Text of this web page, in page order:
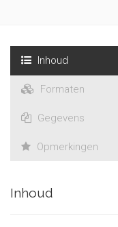
Inhoud
Formaten
Gegevens
Opmerkingen
Inhoud